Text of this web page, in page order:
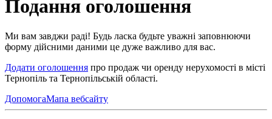
Подання оголошення
Ми вам завджи раді! Будь ласка будьте уважні заповнюючи
форму дійсними даними це дуже важливо для вас.
Додати оголошення про продаж чи оренду нерухомості в місті
Тернопіль та Тернопільській області.
ДопомогаМапа вебсайту